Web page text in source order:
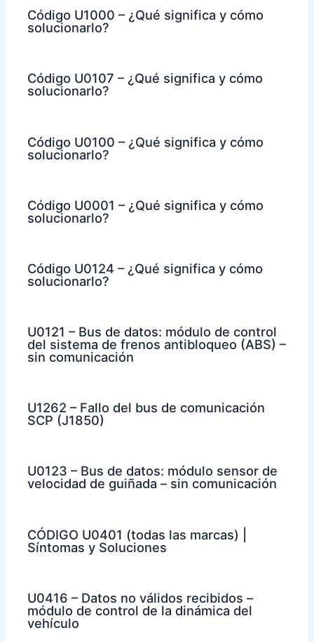
Código U1000 – ¿Qué significa y cómo
solucionarlo?
Código U0107 – ¿Qué significa y cómo
solucionarlo?
Código U0100 – ¿Qué significa y cómo
solucionarlo?
Código U0001 – ¿Qué significa y cómo
solucionarlo?
Código U0124 – ¿Qué significa y cómo
solucionarlo?
U0121 – Bus de datos: módulo de control
del sistema de frenos antibloqueo (ABS) –
sin comunicación
U1262 – Fallo del bus de comunicación
SCP (J1850)
U0123 – Bus de datos: módulo sensor de
velocidad de guiñada – sin comunicación
CÓDIGO U0401 (todas las marcas) |
Síntomas y Soluciones
U0416 – Datos no válidos recibidos –
módulo de control de la dinámica del
vehículo